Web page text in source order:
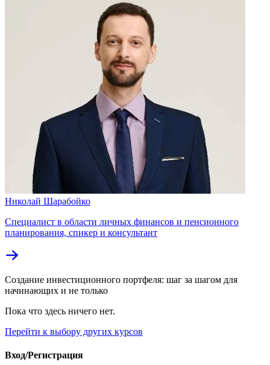
Николай Шарабойко
Специалист в области личных финансов и пенсионного
планирования, спикер и консультант
Создание инвестиционного портфеля: шаг за шагом для
начинающих и не только
Пока что здесь ничего нет.
Перейти к выбору других курсов
Вход/Регистрация